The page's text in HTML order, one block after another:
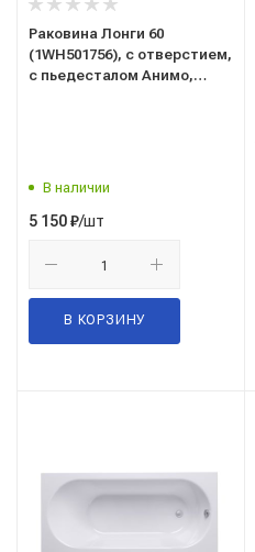
Раковина Лонги 60
(1WH501756), с отверстием,
с пьедесталом Анимо,
В наличии
5 150₽/шт
В КОРЗИНУ